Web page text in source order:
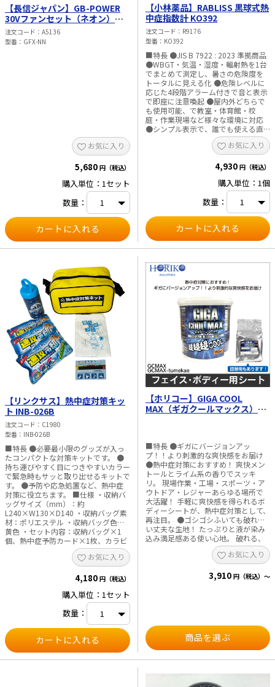
【長信ジャパン】GB-POWER
30Vファンセット（ネオン）
GFX-NN
注文コード
A5136
型番
GFX-NN
お気に入り
5,680 円（税込）
購入単位：1セット
数量：
【小林薬品】RABLISS 黒球式熱
中症指数計 KO392
注文コード
R9176
型番
KO392
■特長 ●JIS B 7922 : 2023 準拠商品
●WBGT・気温・湿度・輻射熱を1台
でまとめて測定し、暑さの危険度を
トータルに見える化 ●危険レベルに
応じた4段階アラーム付きで音と表示
で即座に注意喚起 ●屋内外どちらで
も使用可能、で教室・体育館・校
庭・作業現場など様々な環境に対応
●シンプル表示で、誰でも使える直
感設計で教職員や作業者でも迷わず
使用が可能 ●設置に便利なカラビ
ナ・バンド（短・長）・三脚用電池
フタ付きセットが付属 ●時間表示も
あり、時間管理も同時に行える ●設
置場所を選べて様々な現場に柔軟に
2023 準拠 ・精度区分：クラス2 ・
50.0℃（0.1℃単位） 精度：15.0～
40.0℃ ±2.0℃、それ以外 ±3℃ ・温
度（気温） 測定範囲：-9.9～
60.0℃（0.1℃単位） 精度：20.0～
湿度（相対湿度） 測定範囲：0.1～
99.9%（0.1%単位） 精度：30.0～
90.0% ±5.0%、それ以外 ±10.0%
度：0.0～100.0%（結露なきこと）
風速：0.3～3m／s ・使用環境 温度：
5.0～60.0℃ 湿度：20.0～80.0%（結
露なきこと） ・警告アラーム：音量3
段階（大／小／なし） ・電源：
CR2032コイン形リチウム電池 ×1個
（DC3V） ・電池寿命：約9ヶ月（警
告アラーム音なし） ・寸法：約幅
6.3×高さ10.7×奥行3.4cm ・付属
品：カラビナ、バンド（長短各1
本）、取扱説明書、お試し用電池
（CR2032）×1個 ・質量：約
58g（電池含まず） ・生産国：中国
お気に入り
4,930 円（税込）
購入単位：1個
数量：
【リンクサス】熱中症対策キッ
ト INB-026B
注文コード
C1980
型番
INB-026B
■特長 ●必要最小限のグッズが入っ
たコンパクトな対策キットです。 ●
持ち運びやすく目につきやすいカラー
で緊急時もサッと取り出せるキットで
す。 ●予防や応急処置など、熱中症
対策に役立ちます。 ■仕様 ・収納バ
ッグサイズ（mm）：約
L240×W130×D140 ・収納バッグ素
材：ポリエステル ・収納バッグ色：
黄色 ・セット内容：収納バッグ×1
個、熱中症予防カード×1枚、カラビ
ナ付き冷感タオル×2個、速攻冷却
×3個、暑さ対策の手引き手ぬぐい
お気に入り
4,180 円（税込）
購入単位：1セット
数量：
【ホリコー】GIGA COOL
MAX（ギガクールマックス）フ
■特長 ●ギガにバージョンアッ
プ！！より刺激的な爽快感をお届け
●熱中症対策におすすめ！ 爽快メン
トールとライム系の香りでスッキ
リ。 現場作業・工場・スポーツ・ア
ウトドア・レジャーあらゆる場所で
大活躍！ 手軽に爽快感を得られるボ
ディーシートが、熱中症対策として、
再注目。 ●ゴシゴシふいても破れな
い丈夫な生地！ たっぷりと液が染み
込み満足感ある使い心地。 破れる、
ぼそぼそになるあのストレスにさよ
なら。 ●大判！タオルのような形状
で、1枚で全身くまなくスッキリ爽
快！ ●特殊な密閉容器で長期保管も
らくらく 夏場、高温になりやすい車
シート入り数：150枚 ・配合成分：
水、エタノール、カキタンニン、
BG、ヒアルロン酸Na、メントール、
タルク、ヒドロキシアパタイト、メチ
お気に入り
3,910 円（税込）～
商品を選ぶ